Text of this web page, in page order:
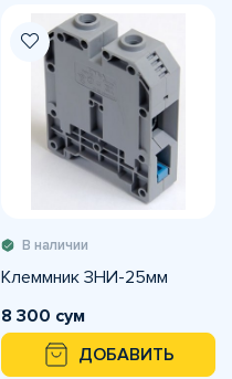
В наличии
Клеммник ЗНИ-25мм
8 300 сум
ДОБАВИТЬ